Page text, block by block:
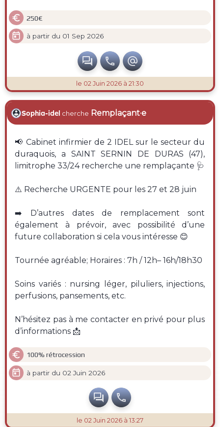
 250€
 à partir du 01 Sep 2026
  
le 02 Juin 2026 à 21:30
Sophia-idel cherche Remplaçant·e
📢 Cabinet infirmier de 2 IDEL sur le secteur du
duraquois, a SAINT SERNIN DE DURAS (47),
limitrophe 33/24 recherche une remplaçante 🩺
⚠️ Recherche URGENTE pour les 27 et 28 juin
➡️ D’autres dates de remplacement sont
également à prévoir, avec possibilité d’une
future collaboration si cela vous intéresse 😊
Tournée agréable; Horaires : 7h / 12h– 16h/18h30
Soins variés : nursing léger, piluliers, injections,
perfusions, pansements, etc.
N’hésitez pas à me contacter en privé pour plus
d’informations 📩
 100% rétrocession
 à partir du 02 Juin 2026
 
le 02 Juin 2026 à 13:27